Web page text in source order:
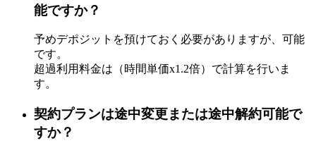
能ですか？
予めデポジットを預けておく必要がありますが、可能
です。
超過利用料金は（時間単価x1.2倍）で計算を行いま
す。
契約プランは途中変更または途中解約可能で
すか？